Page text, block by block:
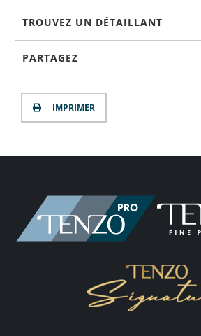
TROUVEZ UN DÉTAILLANT
PARTAGEZ
IMPRIMER